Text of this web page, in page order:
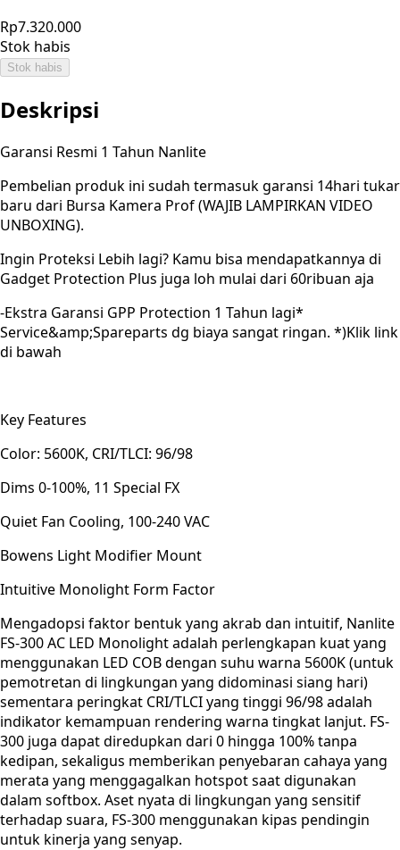
Rp7.320.000
Stok habis
Stok habis
Deskripsi
Garansi Resmi 1 Tahun Nanlite
Pembelian produk ini sudah termasuk garansi 14hari tukar
baru dari Bursa Kamera Prof (WAJIB LAMPIRKAN VIDEO
UNBOXING).
Ingin Proteksi Lebih lagi? Kamu bisa mendapatkannya di
Gadget Protection Plus juga loh mulai dari 60ribuan aja
-Ekstra Garansi GPP Protection 1 Tahun lagi*
Service&amp;Spareparts dg biaya sangat ringan. *)Klik link
di bawah
Key Features
Color: 5600K, CRI/TLCI: 96/98
Dims 0-100%, 11 Special FX
Quiet Fan Cooling, 100-240 VAC
Bowens Light Modifier Mount
Intuitive Monolight Form Factor
Mengadopsi faktor bentuk yang akrab dan intuitif, Nanlite
FS-300 AC LED Monolight adalah perlengkapan kuat yang
menggunakan LED COB dengan suhu warna 5600K (untuk
pemotretan di lingkungan yang didominasi siang hari)
sementara peringkat CRI/TLCI yang tinggi 96/98 adalah
indikator kemampuan rendering warna tingkat lanjut. FS-
300 juga dapat diredupkan dari 0 hingga 100% tanpa
kedipan, sekaligus memberikan penyebaran cahaya yang
merata yang menggagalkan hotspot saat digunakan
dalam softbox. Aset nyata di lingkungan yang sensitif
terhadap suara, FS-300 menggunakan kipas pendingin
untuk kinerja yang senyap.